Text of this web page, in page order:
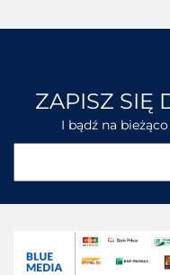
ZAPISZ SIĘ
I bądź na